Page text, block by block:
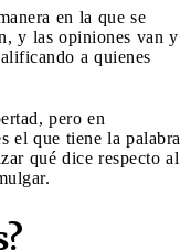
en la que se
y las opiniones van y
a quienes
pero en
el que tiene la palabra
qué dice respecto al